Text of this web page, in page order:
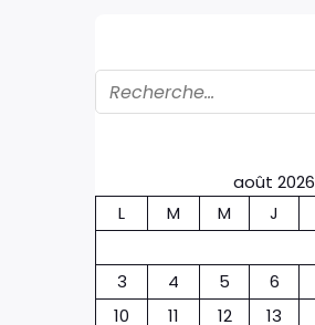
août 2026
L
M M J
3
4 5 6
10
11 12 13